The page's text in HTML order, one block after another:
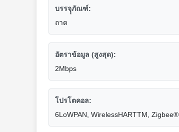
บรรจุุภัณฑ์:
ถาด
อัตราข้อมูล (สูงสุด):
2Mbps
โปรโตคอล:
6LoWPAN, WirelessHARTTM, Zigbee®